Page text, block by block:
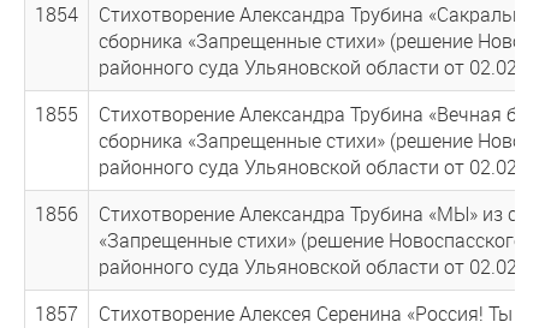
1854
Стихотворение Александра Трубина
сборника «Запрещенные стихи» (решение
районного суда Ульяновской области от
1855
Стихотворение Александра Трубина «Вечная
сборника «Запрещенные стихи» (решение
районного суда Ульяновской области от
1856
Стихотворение Александра Трубина «МЫ» из
«Запрещенные стихи» (решение Новоспасского
районного суда Ульяновской области от
1857
Стихотворение Алексея Серенина «Россия! Ты